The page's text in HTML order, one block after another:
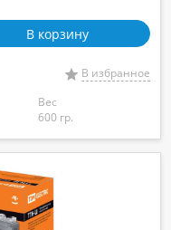
В корзину
В избранное
Вес
600 гр.